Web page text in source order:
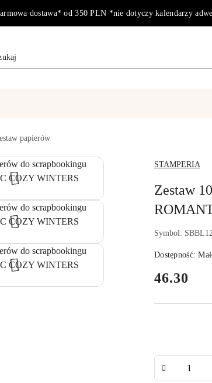
dostawa* od 350 PLN *nie dotyczy kalendarzy
papierów
NAZWA
PRODUCENTA:
STAMPERIA
Zestaw
Symbol:
Dostępność:
cena:
46.30